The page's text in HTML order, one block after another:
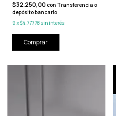
$32.250,00 con Transferencia o
depósito bancario
9 x$4.777,78 sin interés